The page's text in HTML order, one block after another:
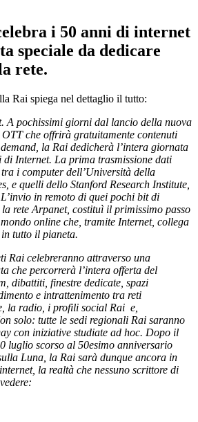
i 50 anni di internet
speciale da dedicare
rete.
Rai spiega nel dettaglio il tutto:
A pochissimi giorni dal lancio della nuova
che offrirà gratuitamente contenuti
la Rai dedicherà l’intera giornata
di Internet. La prima trasmissione dati
i computer dell’Università della
e quelli dello Stanford Research Institute,
in remoto di quei pochi bit di
rete Arpanet, costituì il primissimo passo
online che, tramite Internet, collega
tutto il pianeta.
Rai celebreranno attraverso una
che percorrerà l’intera offerta del
dibattiti, finestre dedicate, spazi
e intrattenimento tra reti
la radio, i profili social Rai e,
solo: tutte le sedi regionali Rai saranno
con iniziative studiate ad hoc. Dopo il
luglio scorso al 50esimo anniversario
Luna, la Rai sarà dunque ancora in
la realtà che nessuno scrittore di